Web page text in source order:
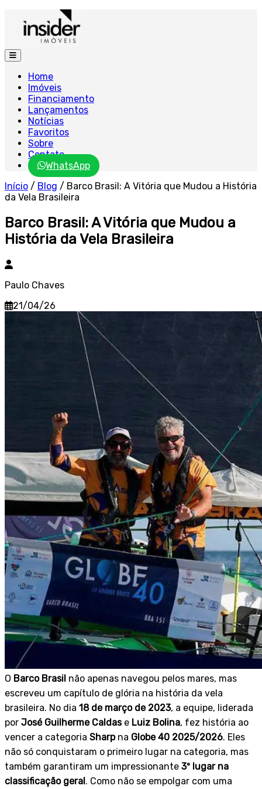
Home
Imóveis
Financiamento
Lançamentos
Notícias
Favoritos
Sobre
Contato
WhatsApp
Início / Blog / Barco Brasil: A Vitória que Mudou a História
da Vela Brasileira
Barco Brasil: A Vitória que Mudou a
História da Vela Brasileira
Paulo Chaves
21/04/26
O Barco Brasil não apenas navegou pelos mares, mas
escreveu um capítulo de glória na história da vela
brasileira. No dia 18 de março de 2023, a equipe, liderada
por José Guilherme Caldase Luiz Bolina, fez história ao
vencer a categoria Sharpna Globe 40 2025/2026. Eles
não só conquistaram o primeiro lugar na categoria, mas
também garantiram um impressionante 3º lugar na
classificação geral. Como não se empolgar com uma